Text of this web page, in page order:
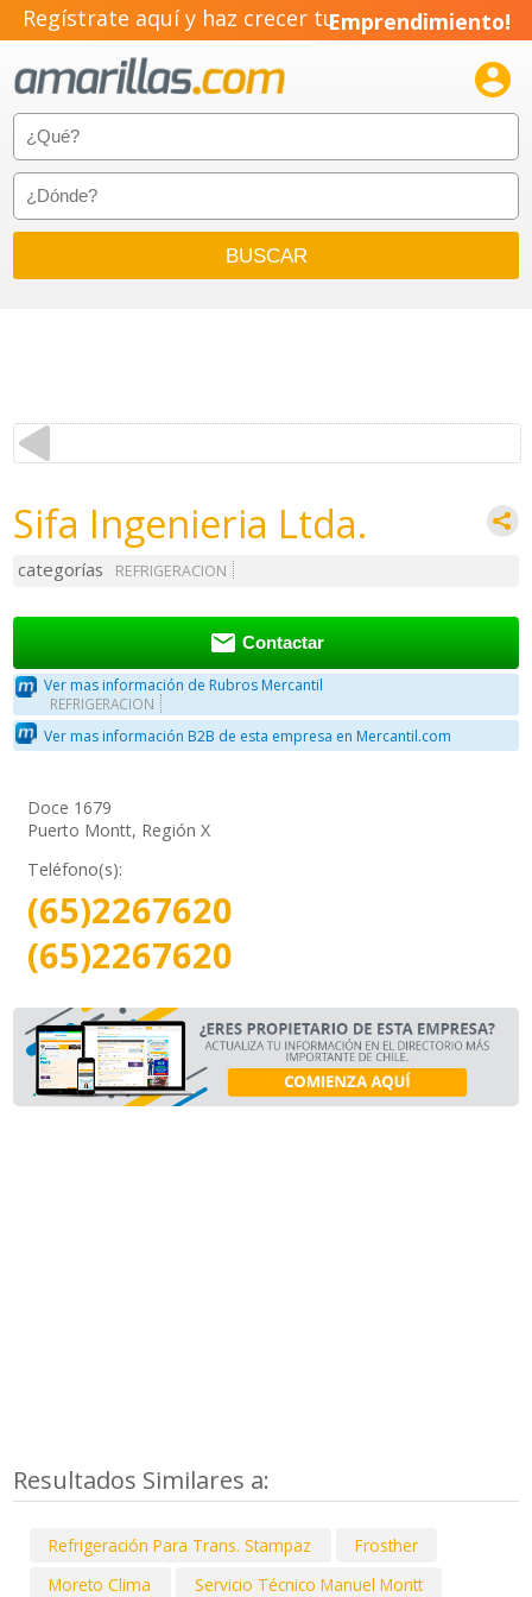
Regístrate aquí y haz crecer tuEmprendimiento!

Sifa Ingenieria Ltda.
categorías REFRIGERACION
 Contactar
Ver mas información de Rubros Mercantil
REFRIGERACION
Ver mas información B2B de esta empresa en Mercantil.com
Doce 1679
Puerto Montt, Región X
Teléfono(s):
(65)2267620
(65)2267620
Resultados Similares a:
Refrigeración Para Trans. Stampaz
Frosther
Moreto Clima
Servicio Técnico Manuel Montt